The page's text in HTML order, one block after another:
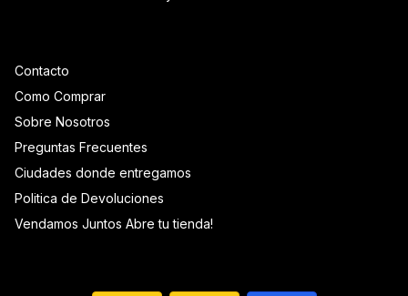
Contacto
Como Comprar
Sobre Nosotros
Preguntas Frecuentes
Ciudades donde entregamos
Politica de Devoluciones
Vendamos Juntos Abre tu tienda!